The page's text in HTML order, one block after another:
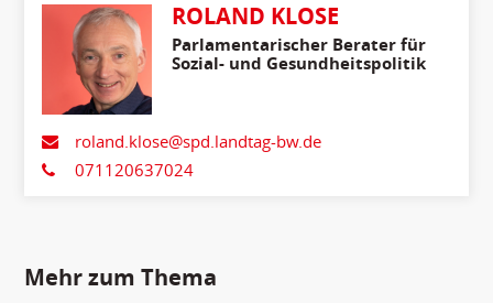
ROLAND KLOSE
Parlamentarischer Berater für
Sozial- und Gesundheitspolitik
roland.klose@spd.landtag-bw.de
071120637024
Mehr zum Thema